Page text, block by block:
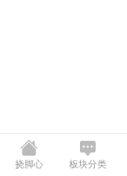
挠脚心 板块分类